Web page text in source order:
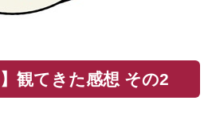
観てきた感想 その2